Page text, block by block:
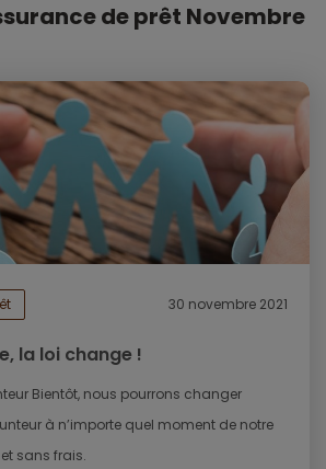
de prêt Novembre
30 novembre 2021
la loi change !
Bientôt, nous pourrons changer
à n’importe quel moment de notre
sans frais.